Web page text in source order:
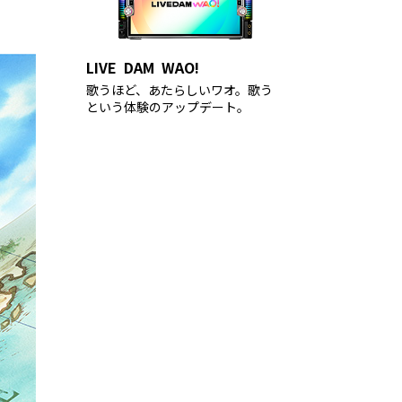
LIVE DAM WAO!
歌うほど、あたらしいワオ。歌う
という体験のアップデート。